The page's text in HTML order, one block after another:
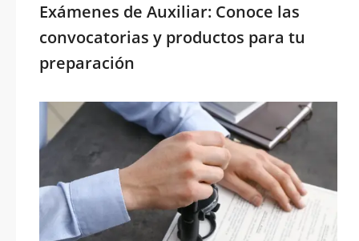
Exámenes de Auxiliar: Conoce las
convocatorias y productos para tu
preparación